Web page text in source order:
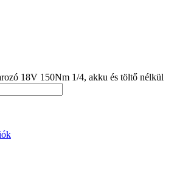
18V 150Nm 1/4, akku és töltő nélkül